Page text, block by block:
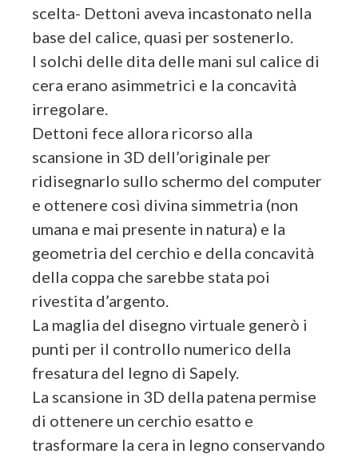
scelta- Dettoni aveva incastonato nella
base del calice, quasi per sostenerlo.
I solchi delle dita delle mani sul calice di
cera erano asimmetrici e la concavità
irregolare.
Dettoni fece allora ricorso alla
scansione in 3D dell’originale per
ridisegnarlo sullo schermo del computer
e ottenere così divina simmetria (non
umana e mai presente in natura) e la
geometria del cerchio e della concavità
della coppa che sarebbe stata poi
rivestita d’argento.
La maglia del disegno virtuale generò i
punti per il controllo numerico della
fresatura del legno di Sapely.
La scansione in 3D della patena permise
di ottenere un cerchio esatto e
trasformare la cera in legno conservando